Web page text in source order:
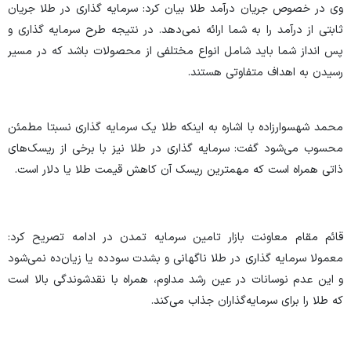
وی در خصوص جریان درآمد طلا بیان کرد: سرمایه گذاری در طلا جریان
ثابتی از درآمد را به شما ارائه نمی‌دهد. در نتیجه طرح سرمایه گذاری و
پس انداز شما باید شامل انواع مختلفی از محصولات باشد که در مسیر
رسیدن به اهداف متفاوتی هستند.
محمد شهسوارزاده با اشاره به اینکه طلا یک سرمایه گذاری نسبتا مطمئن
محسوب می‌شود گفت: سرمایه گذاری در طلا نیز با برخی از ریسک‌های
ذاتی همراه است که مهمترین ریسک آن کاهش قیمت طلا یا دلار است.
قائم مقام معاونت بازار تامین سرمایه تمدن در ادامه تصریح کرد:
معمولا سرمایه گذاری در طلا ناگهانی و بشدت سودده یا زیان‌ده نمی‌شود
و این عدم نوسانات در عین رشد مداوم، همراه با نقدشوندگی بالا است
که طلا را برای سرمایه‌گذاران جذاب می‌کند.